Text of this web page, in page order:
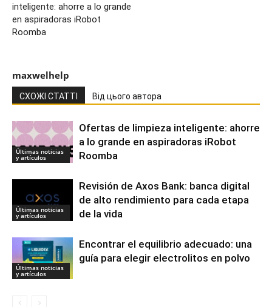
inteligente: ahorre a lo grande
en aspiradoras iRobot
Roomba
maxwelhelp
СХОЖІ СТАТТІ Від цього автора
Últimas noticias
y artículos
Ofertas de limpieza inteligente: ahorre
a lo grande en aspiradoras iRobot
Roomba
Últimas noticias
y artículos
Revisión de Axos Bank: banca digital
de alto rendimiento para cada etapa
de la vida
Últimas noticias
y artículos
Encontrar el equilibrio adecuado: una
guía para elegir electrolitos en polvo